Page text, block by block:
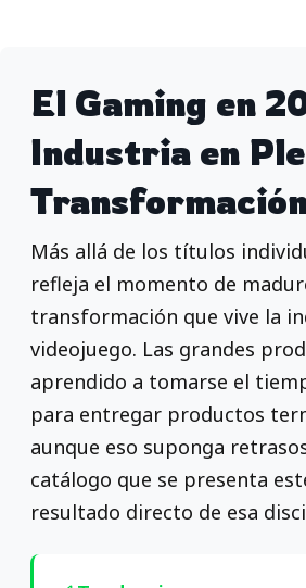
El Gaming en
Industria en
Más allá de los títulos
refleja el momento de
transformación que vive la
videojuego. Las grandes
aprendido a tomarse el
para entregar productos
aunque eso suponga
catálogo que se presenta
resultado directo de esa